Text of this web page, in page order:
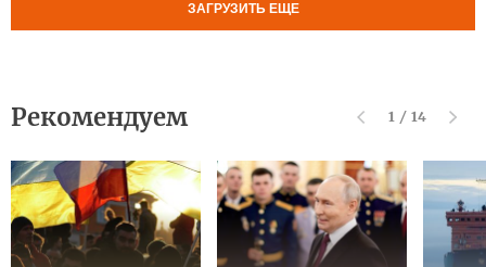
ЗАГРУЗИТЬ ЕЩЕ
Рекомендуем 1 / 14